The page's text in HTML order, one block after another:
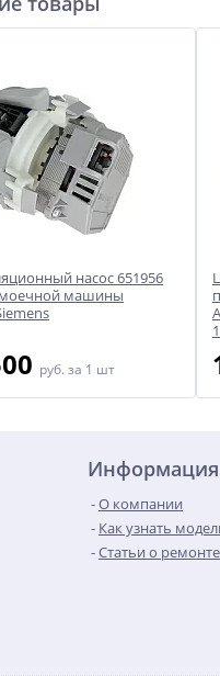
насос 651956
машины
руб. за 1 шт
Информация
О компании
Как узнать
Статьи о ремонте